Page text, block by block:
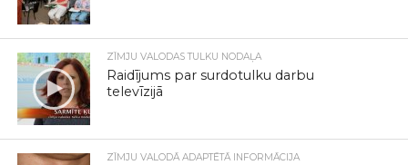
ZĪMJU VALODAS TULKU NODAĻA
Raidījums par surdotulku darbu
televīzijā
ZĪMJU VALODĀ ADAPTĒTĀ INFORMĀCIJA